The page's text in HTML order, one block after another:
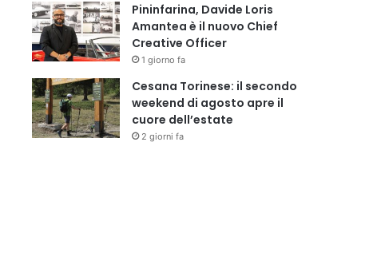
Pininfarina, Davide Loris
Amantea è il nuovo Chief
Creative Officer
1 giorno fa
Cesana Torinese: il secondo
weekend di agosto apre il
cuore dell’estate
2 giorni fa